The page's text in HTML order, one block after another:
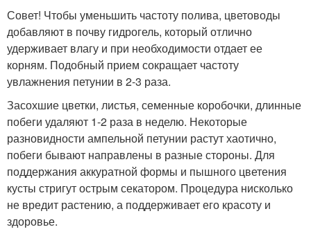
Совет! Чтобы уменьшить частоту полива, цветоводы
добавляют в почву гидрогель, который отлично
удерживает влагу и при необходимости отдает ее
корням. Подобный прием сокращает частоту
увлажнения петунии в 2-3 раза.
Засохшие цветки, листья, семенные коробочки, длинные
побеги удаляют 1-2 раза в неделю. Некоторые
разновидности ампельной петунии растут хаотично,
побеги бывают направлены в разные стороны. Для
поддержания аккуратной формы и пышного цветения
кусты стригут острым секатором. Процедура нисколько
не вредит растению, а поддерживает его красоту и
здоровье.